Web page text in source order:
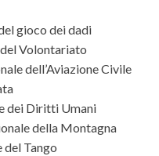
gioco dei dadi
Volontariato
dell’Aviazione Civile
dei Diritti Umani
della Montagna
Tango